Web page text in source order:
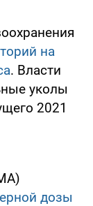
на
. Власти
уколы
2021
дозы